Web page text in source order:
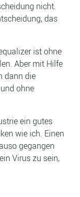
nicht.
das
ist ohne
Aber mit Hilfe
dann die
ohne
ein gutes
wie ich. Einen
gegangen
Virus zu sein,